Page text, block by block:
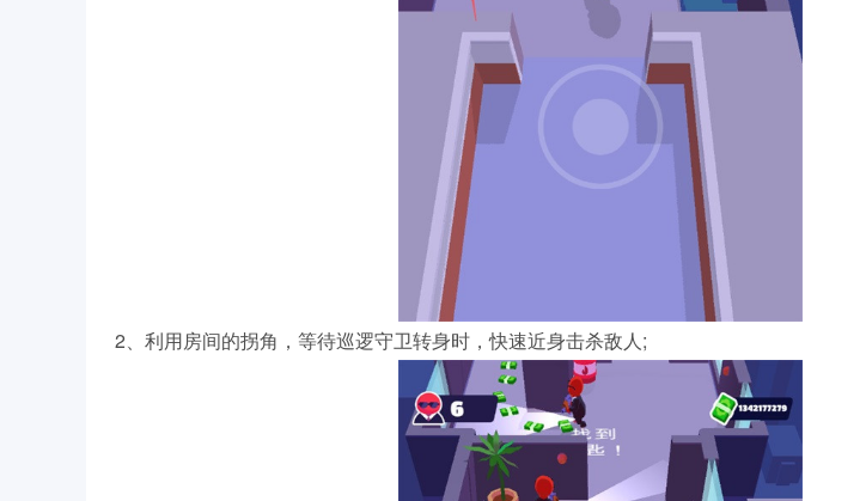
2、利用房间的拐角，等待巡逻守卫转身时，快速近身击杀敌人;